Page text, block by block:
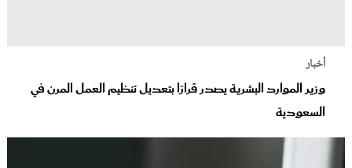
أخبار
وزير الموارد البشرية يصدر قرارًا بتعديل تنظيم العمل المرن في
السعودية